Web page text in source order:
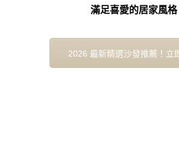
滿足喜愛的居家風格
2026 最新精選沙發推薦！立